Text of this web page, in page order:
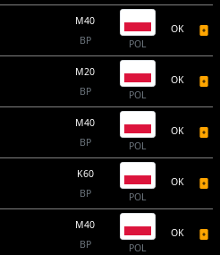
M40
BP
POL
OK
M20
BP
POL
OK
M40
BP
POL
OK
K60
BP
POL
OK
M40
BP
POL
OK